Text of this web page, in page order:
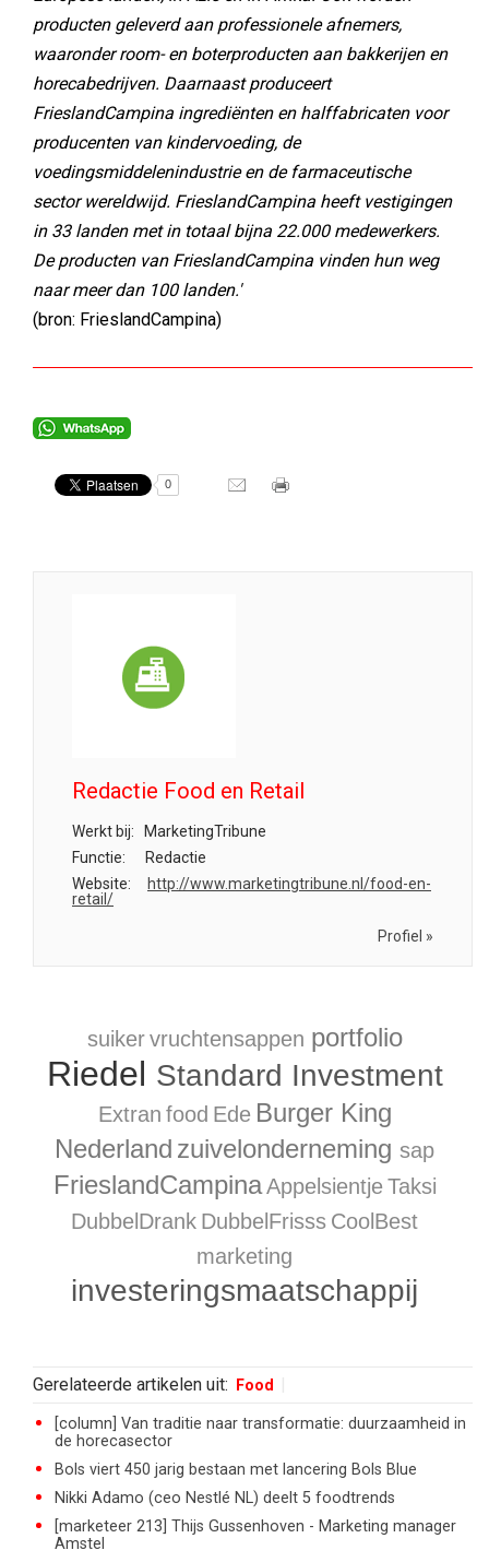
producten geleverd aan professionele afnemers,
waaronder room- en boterproducten aan bakkerijen en
horecabedrijven. Daarnaast produceert
FrieslandCampina ingrediënten en halffabricaten voor
producenten van kindervoeding, de
voedingsmiddelenindustrie en de farmaceutische
sector wereldwijd. FrieslandCampina heeft vestigingen
in 33 landen met in totaal bijna 22.000 medewerkers.
De producten van FrieslandCampina vinden hun weg
naar meer dan 100 landen.'
(bron: FrieslandCampina)
0
Redactie Food en Retail
Werkt bij:
MarketingTribune
Functie:
Redactie
Website:
http://www.marketingtribune.nl/food-en-
retail/
Profiel »
suiker vruchtensappen portfolio
Riedel Standard Investment
Extran food Ede Burger King
Nederland zuivelonderneming sap
FrieslandCampina Appelsientje Taksi
DubbelDrank DubbelFrisss CoolBest
marketing
investeringsmaatschappij
Gerelateerde artikelen uit: Food
[column] Van traditie naar transformatie: duurzaamheid in
de horecasector
Bols viert 450 jarig bestaan met lancering Bols Blue
Nikki Adamo (ceo Nestlé NL) deelt 5 foodtrends
[marketeer 213] Thijs Gussenhoven - Marketing manager
Amstel